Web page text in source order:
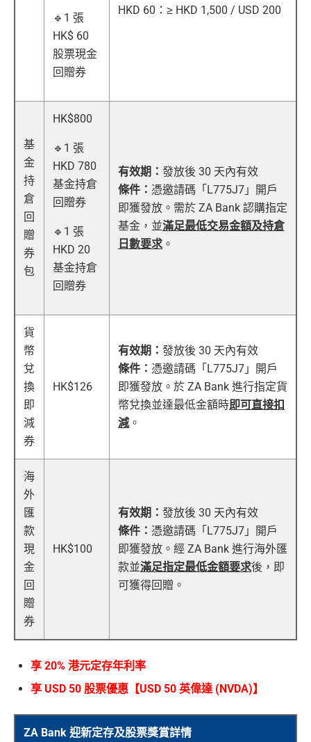
🔹1 張
HK$ 60
股票現金
回贈券
HKD 60：≥ HKD 1,500 / USD 200
基
金
持
倉
回
贈
券
包
HK$800
🔹1 張
HKD 780
基金持倉
回贈券
🔹1 張
HKD 20
基金持倉
回贈券
有效期： 發放後 30 天內有效
條件： 憑邀請碼「L775J7」開戶
即獲發放。需於 ZA Bank 認購指定
基金，並滿足最低交易金額及持倉
日數要求。
貨
幣
兌
換
即
減
券
HK$126
有效期： 發放後 30 天內有效
條件： 憑邀請碼「L775J7」開戶
即獲發放。於 ZA Bank 進行指定貨
幣兌換並達最低金額時即可直接扣
減。
海
外
匯
款
現
金
回
贈
券
HK$100
有效期： 發放後 30 天內有效
條件： 憑邀請碼「L775J7」開戶
即獲發放。經 ZA Bank 進行海外匯
款並滿足指定最低金額要求後，即
可獲得回贈。
享 20% 港元定存年利率
享 USD 50 股票優惠【USD 50 英偉達 (NVDA)】
ZA Bank 迎新定存及股票獎賞詳情